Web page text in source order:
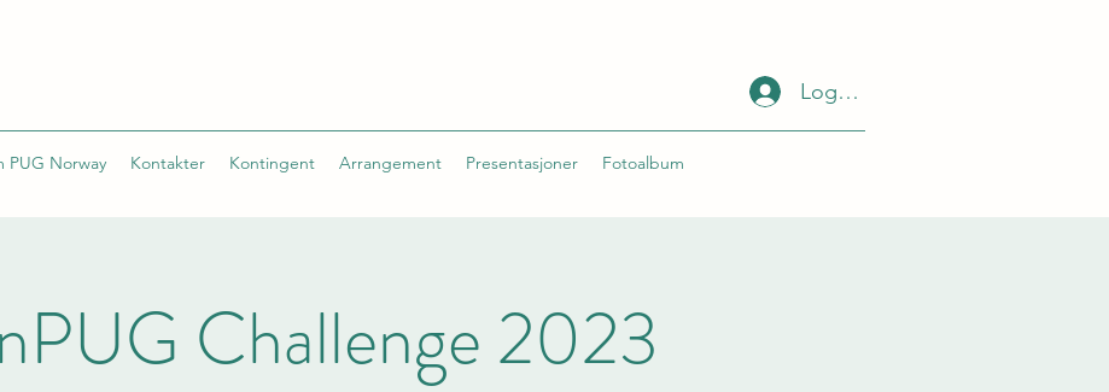
Log Inn
PUG Norway Kontakter Kontingent Arrangement Presentasjoner Fotoalbum
Challenge 2023